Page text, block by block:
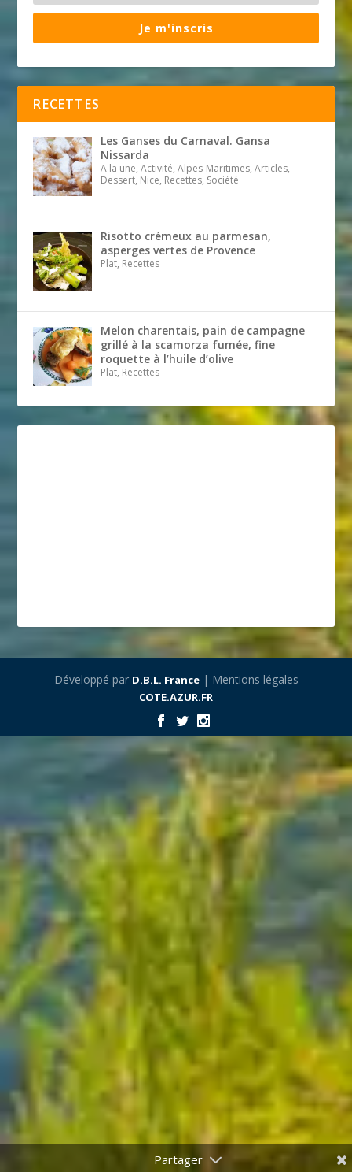
Je m'inscris
RECETTES
Les Ganses du Carnaval. Gansa
Nissarda
A la une, Activité, Alpes-Maritimes, Articles,
Dessert, Nice, Recettes, Société
Risotto crémeux au parmesan,
asperges vertes de Provence
Plat, Recettes
Melon charentais, pain de campagne
grillé à la scamorza fumée, fine
roquette à l’huile d’olive
Plat, Recettes
Développé par D.B.L. France| Mentions légales
COTE.AZUR.FR